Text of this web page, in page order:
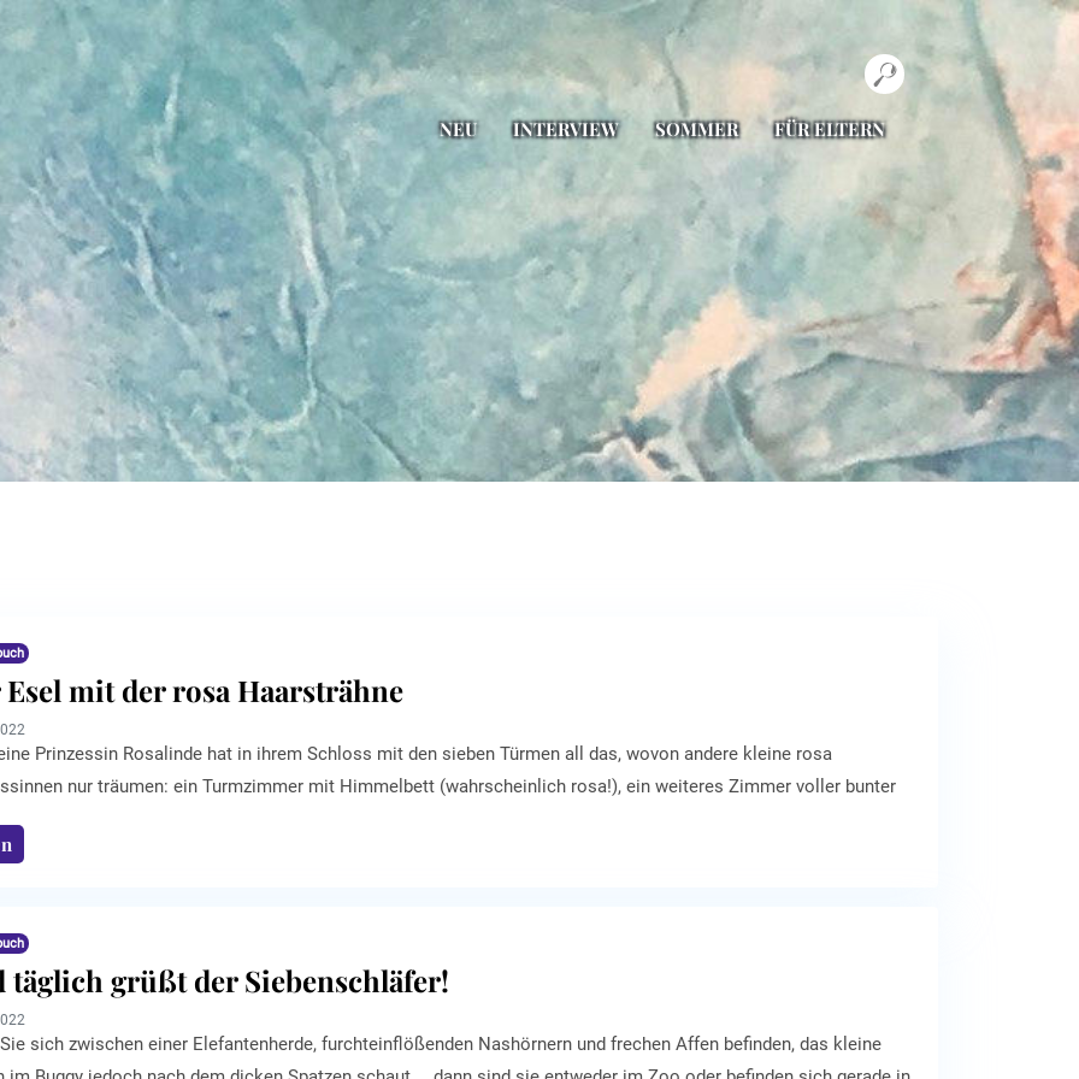
NEU INTERVIEW SOMMER FÜR ELTERN
Esel mit der rosa Haarsträhne
Prinzessin Rosalinde hat in ihrem Schloss mit den sieben Türmen all das, wovon andere kleine rosa
nur träumen: ein Turmzimmer mit Himmelbett (wahrscheinlich rosa!), ein weiteres Zimmer voller bunter
Lotte - aus dem neuen Kinderbuch von Ilsa Hagen und Berthold Schlei „Die verschwundene Lotte“ - ist ein
täglich grüßt der Siebenschläfer!
sich zwischen einer Elefantenherde, furchteinflößenden Nashörnern und frechen Affen befinden, das kleine